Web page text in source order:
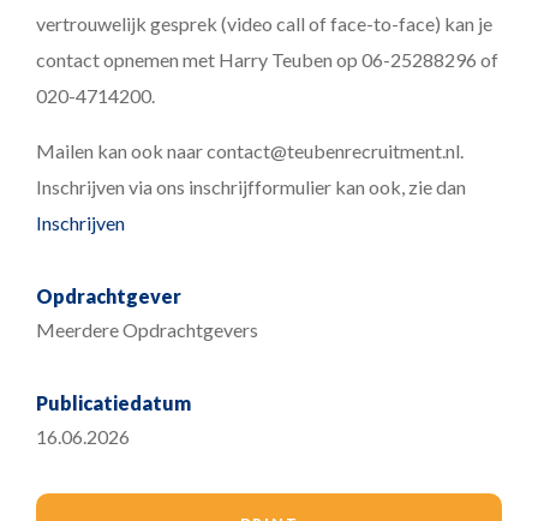
vertrouwelijk gesprek (video call of face-to-face) kan je
contact opnemen met Harry Teuben op 06-25288296 of
020-4714200.
Mailen kan ook naar contact@teubenrecruitment.nl.
Inschrijven via ons inschrijfformulier kan ook, zie dan
Inschrijven
Opdrachtgever
Meerdere Opdrachtgevers
Publicatiedatum
16.06.2026